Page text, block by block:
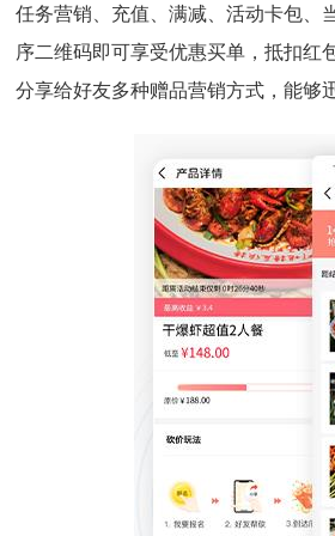
任务营销、充值、满减、活动卡包、
序二维码即可享受优惠买单，抵扣红
分享给好友多种赠品营销方式，能够